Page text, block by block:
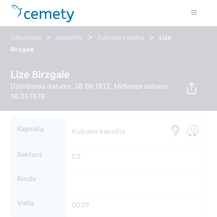
Sākumlapa > Apbedītie > Kuiķules kapsēta >
Līze
Birzgale
Līze Birzgale
Dzimšanas datums: 28.06.1812, Miršanas datums:
18.01.1878
Kapsēta Kuiķules kapsēta
Sektors C2
Rinda
Vieta 0039